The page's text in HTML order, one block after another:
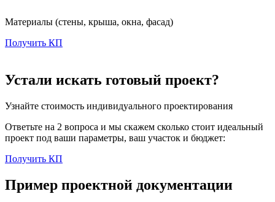
Материалы (стены, крыша, окна, фасад)
Получить КП
Устали искать готовый проект?
Узнайте стоимость индивидуального проектирования
Ответьте на 2 вопроса и мы скажем сколько стоит идеальный
проект под ваши параметры, ваш участок и бюджет:
Получить КП
Пример проектной документации